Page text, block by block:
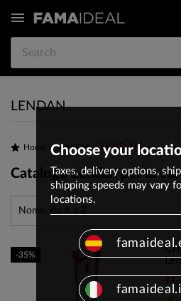

LENDAN
Home MARCHI LENDAN
Catalogo Lendan per la
Nome, da A a Z
-35%
Choose your
Taxes, delivery options,
shipping speeds may vary
locations.